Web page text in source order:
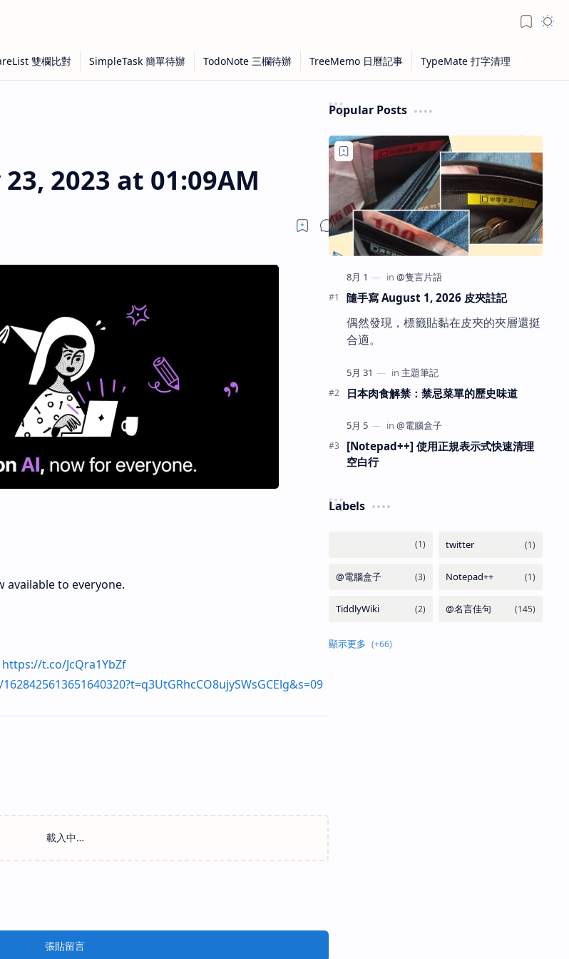
2023 at 01:09AM
available to everyone.
https://t.co/JcQra1YbZf
張貼留言
Popular Posts
隨手寫 August 1, 2026 皮夾註記
偶然發現，標籤貼黏在皮夾的夾層還挺
合適。
日本肉食解禁：禁忌菜單的歷史味道
[Notepad++] 使用正規表示式快速清理
空白行
Labels